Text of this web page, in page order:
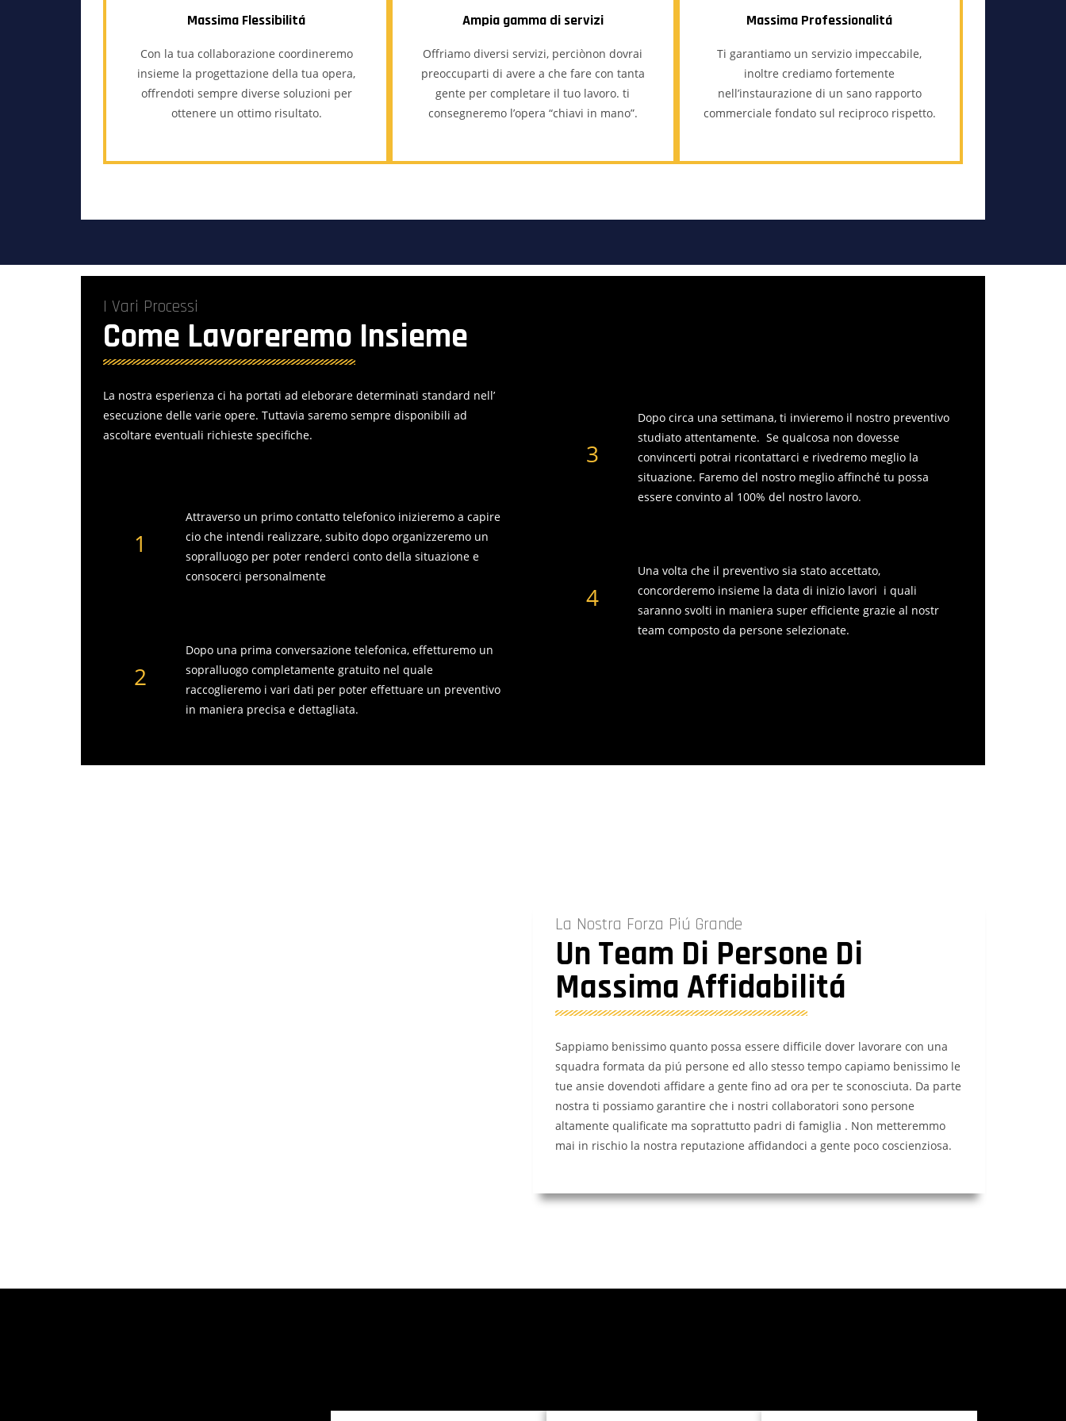
Massima Flessibilitá
Con la tua collaborazione coordineremo
insieme la progettazione della tua opera,
offrendoti sempre diverse soluzioni per
ottenere un ottimo risultato.
Ampia gamma di servizi
Offriamo diversi servizi, perciònon dovrai
preoccuparti di avere a che fare con tanta
gente per completare il tuo lavoro. ti
consegneremo l’opera “chiavi in mano”.
Massima Professionalitá
Ti garantiamo un servizio impeccabile,
inoltre crediamo fortemente
nell’instaurazione di un sano rapporto
commerciale fondato sul reciproco rispetto.
I Vari Processi
Come Lavoreremo Insieme
La nostra esperienza ci ha portati ad eleborare determinati standard nell’
esecuzione delle varie opere. Tuttavia saremo sempre disponibili ad
ascoltare eventuali richieste specifiche.
1
Attraverso un primo contatto telefonico inizieremo a capire
cio che intendi realizzare, subito dopo organizzeremo un
sopralluogo per poter renderci conto della situazione e
consocerci personalmente
2
Dopo una prima conversazione telefonica, effetturemo un
sopralluogo completamente gratuito nel quale
raccoglieremo i vari dati per poter effettuare un preventivo
in maniera precisa e dettagliata.
3
Dopo circa una settimana, ti invieremo il nostro preventivo
studiato attentamente. Se qualcosa non dovesse
convincerti potrai ricontattarci e rivedremo meglio la
situazione. Faremo del nostro meglio affinché tu possa
essere convinto al 100% del nostro lavoro.
4
Una volta che il preventivo sia stato accettato,
concorderemo insieme la data di inizio lavori i quali
saranno svolti in maniera super efficiente grazie al nostr
team composto da persone selezionate.
La Nostra Forza Piú Grande
Un Team Di Persone Di
Massima Affidabilitá
Sappiamo benissimo quanto possa essere difficile dover lavorare con una
squadra formata da piú persone ed allo stesso tempo capiamo benissimo le
tue ansie dovendoti affidare a gente fino ad ora per te sconosciuta. Da parte
nostra ti possiamo garantire che i nostri collaboratori sono persone
altamente qualificate ma soprattutto padri di famiglia . Non metteremmo
mai in rischio la nostra reputazione affidandoci a gente poco coscienziosa.